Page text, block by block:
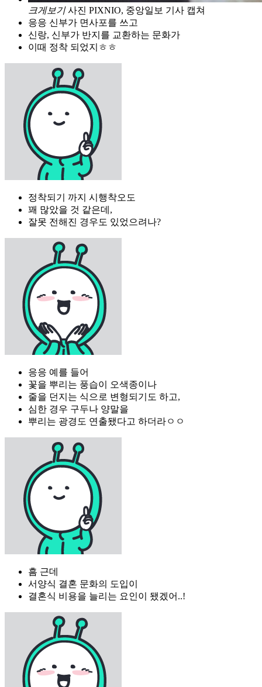
크게보기 사진 PIXNIO, 중앙일보 기사 캡쳐
응응 신부가 면사포를 쓰고
신랑, 신부가 반지를 교환하는 문화가
이때 정착 되었지ㅎㅎ
정착되기 까지 시행착오도
꽤 많았을 것 같은데,
잘못 전해진 경우도 있었으려나?
응응 예를 들어
꽃을 뿌리는 풍습이 오색종이나
줄을 던지는 식으로 변형되기도 하고,
심한 경우 구두나 양말을
뿌리는 광경도 연출됐다고 하더라ㅇㅇ
흠 근데
서양식 결혼 문화의 도입이
결혼식 비용을 늘리는 요인이 됐겠어..!